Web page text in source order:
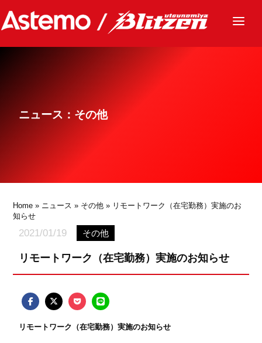
ニュース
グッズ
ニュース：その他
Home » ニュース » その他 » リモートワーク（在宅勤務）実施のお
知らせ
2021/01/19 その他
リモートワーク（在宅勤務）実施のお知らせ
リモートワーク（在宅勤務）実施のお知らせ